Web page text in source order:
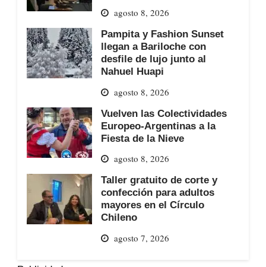
agosto 8, 2026
Pampita y Fashion Sunset
llegan a Bariloche con
desfile de lujo junto al
Nahuel Huapi
agosto 8, 2026
Vuelven las Colectividades
Europeo-Argentinas a la
Fiesta de la Nieve
agosto 8, 2026
Taller gratuito de corte y
confección para adultos
mayores en el Círculo
Chileno
agosto 7, 2026